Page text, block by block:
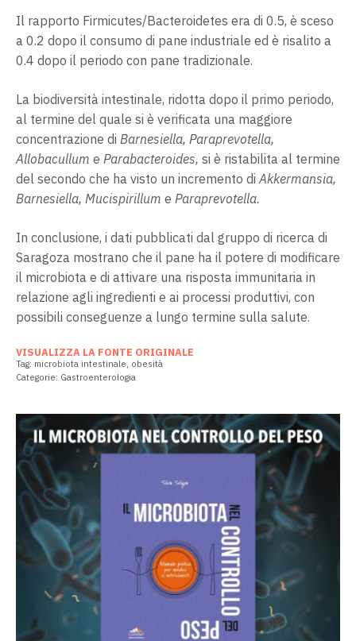
Il rapporto Firmicutes/Bacteroidetes era di 0.5, è sceso
a 0.2 dopo il consumo di pane industriale ed è risalito a
0.4 dopo il periodo con pane tradizionale.
La biodiversità intestinale, ridotta dopo il primo periodo,
al termine del quale si è verificata una maggiore
concentrazione di Barnesiella, Paraprevotella,
Allobacullum e Parabacteroides, si è ristabilita al termine
del secondo che ha visto un incremento diAkkermansia,
Barnesiella, Mucispirillum e Paraprevotella.
In conclusione, i dati pubblicati dal gruppo di ricerca di
Saragoza mostrano che il pane ha il potere di modificare
il microbiota e di attivare una risposta immunitaria in
relazione agli ingredienti e ai processi produttivi, con
possibili conseguenze a lungo termine sulla salute.
VISUALIZZA LA FONTE ORIGINALE
Tag: microbiota intestinale, obesità
Categorie: Gastroenterologia